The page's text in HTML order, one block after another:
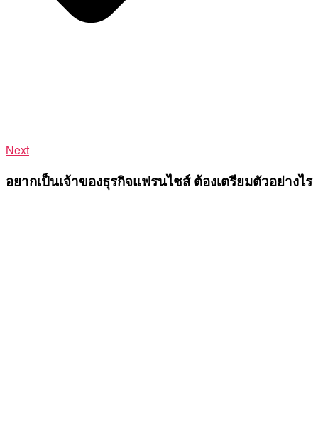
Next
อยากเป็นเจ้าของธุรกิจแฟรนไชส์ ต้องเตรียมตัวอย่างไร